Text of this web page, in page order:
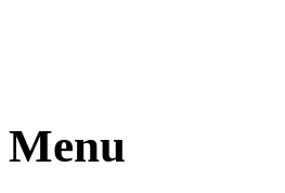
Menu